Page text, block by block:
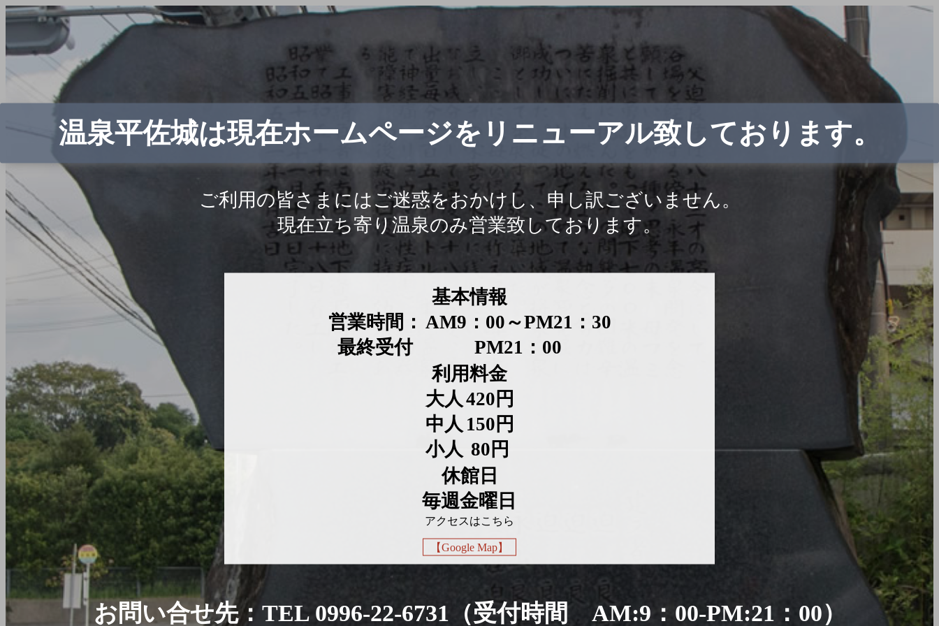
温泉平佐城は現在ホームページをリニューアル致しております。
ご利用の皆さまにはご迷惑をおかけし、申し訳ございません。
現在立ち寄り温泉のみ営業致しております。
基本情報
営業時間： AM9：00～PM21：30
最終受付
PM21：00
利用料金
大人 420円
中人 150円
小人 80円
休館日
毎週金曜日
アクセスはこちら
【Google Map】
お問い合せ先： TEL 0996-22-6731 （受付時間 AM:9：00-PM:21：00）